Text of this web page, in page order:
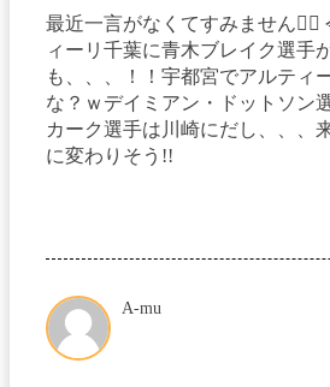
最近一言がなくてすみません
ィーリ千葉に青木ブレイク選手
も、、、！！宇都宮でアルティ
な？ｗデイミアン・ドットソン
カーク選手は川崎にだし、、、
に変わりそう!!
A-mu